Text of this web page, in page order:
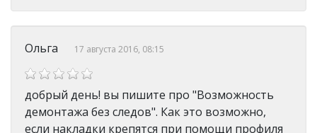
Ольга 17 августа 2016, 08:15
добрый день! вы пишите про "Возможность
демонтажа без следов". Как это возможно,
если накладки крепятся при помощи профиля